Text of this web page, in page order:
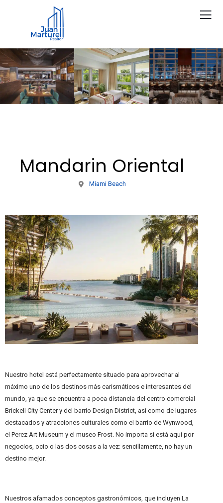
Mandarin Oriental
Miami Beach
Nuestro hotel está perfectamente situado para aprovechar al
máximo uno de los destinos más carismáticos e interesantes del
mundo, ya que se encuentra a poca distancia del centro comercial
Brickell City Center y del barrio Design District, así como de lugares
destacados y atracciones culturales como el barrio de Wynwood,
el Perez Art Museum y el museo Frost. No importa si está aquí por
negocios, ocio o las dos cosas a la vez: sencillamente, no hay un
destino mejor.
Nuestros afamados conceptos gastronómicos, que incluyen La